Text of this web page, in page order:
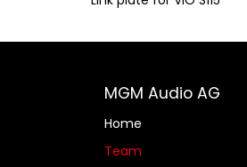
MGM Audio AG
Home
Team